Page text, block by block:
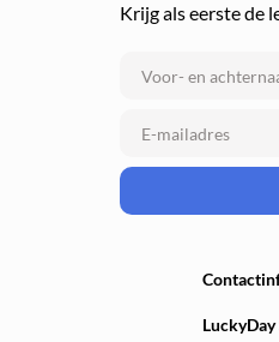
Krijg als eerste de
LuckyDay